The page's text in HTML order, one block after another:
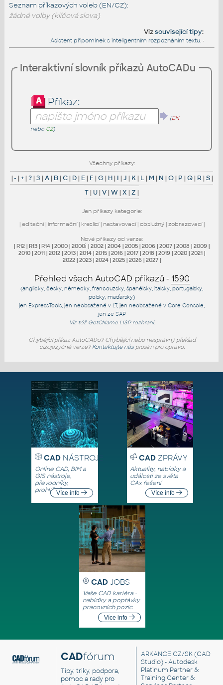
Seznam příkazových voleb (EN/CZ):
žádné volby (klíčová slova)
Vizsouvisející tipy:
Asistent připomínek s inteligentním rozpoznáním textu. •
Interaktivní slovník příkazů AutoCADu
Příkaz:
(EN
nebo CZ)
Všechny příkazy:
|- |+|?|3 |A| B|C| D| E| F |G| H| I |J | K| L | M | N |O| P |Q| R |S|
T| U|V|W|X |Z |
Jen příkazy kategorie:
| editační| informační| kreslicí| nastavovací| obslužný| zobrazovací|
Nové příkazy od verze:
| R12 | R13 | R14 | 2000 | 2000i | 2002 | 2004 | 2005 | 2006 | 2007 | 2008 | 2009 |
2010 | 2011 | 2012 | 2013 | 2014 | 2015 | 2016 | 2017 | 2018 | 2019 | 2020 | 2021 |
2022 | 2023 | 2024 | 2025 | 2026 | 2027 |
Přehled všech AutoCAD příkazů - 1590
(anglicky, česky, německy, francouzsky, španělsky, italsky, portugalsky,
polsky, maďarsky)
jen ExpressTools , jen neobsažené v LT, jen neobsažené v Core Console
jen ze SAP
Viz též GetCNameLISP rozhraní.
Chybějící příkaz AutoCADu? Chybějící nebo nesprávný překlad
cizojazyčné verze? Kontaktujte násprosím pro opravu.
CADNÁSTROJE
Online CAD, BIM a
GIS nástroje,
převodníky,
prohlížečeVíce info
CADZPRÁVY
Aktuality, nabídky a
události ze světa
CAx řešení
Více info
CAD JOBS
Vaše CAD kariéra -
nabídky a poptávky
pracovních pozic
Více info
CADfórum
Tipy, triky, podpora,
pomoc a rady pro
ARKANCE CZ/SK(CAD
Studio) - Autodesk
Platinum Partner &
Training Center &